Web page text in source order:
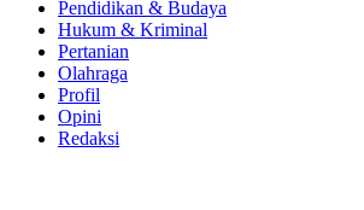
Pendidikan & Budaya
Hukum & Kriminal
Pertanian
Olahraga
Profil
Opini
Redaksi